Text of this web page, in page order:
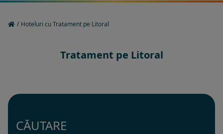
/ Hoteluri cu Tratament pe Litoral
Tratament pe Litoral
CĂUTARE